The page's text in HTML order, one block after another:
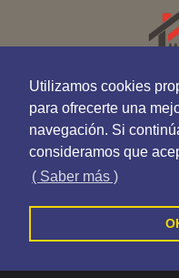
Utilizamos cookies
para ofrecerte una
navegación. Si
consideramos que
( Saber más )
Monvalles Assessors - Tots